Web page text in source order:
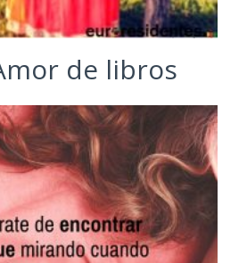
de libros